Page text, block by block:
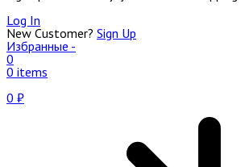
Log In
New Customer? Sign Up
Избранные -
0
0 items
0 ₽